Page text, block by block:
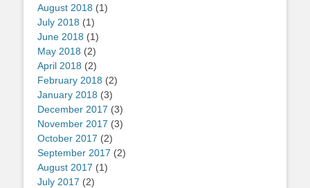
August 2018 (1)
July 2018 (1)
June 2018 (1)
May 2018 (2)
April 2018 (2)
February 2018 (2)
January 2018 (3)
December 2017 (3)
November 2017 (3)
October 2017 (2)
September 2017 (2)
August 2017 (1)
July 2017 (2)